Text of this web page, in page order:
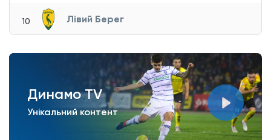
10 Лівий Берег
Динамо TV
Унікальний контент